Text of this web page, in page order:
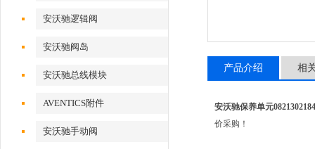
安沃驰逻辑阀
安沃驰阀岛
安沃驰总线模块
AVENTICS附件
安沃驰手动阀
产品介绍 相
安沃驰保养单元0821302184
价采购！